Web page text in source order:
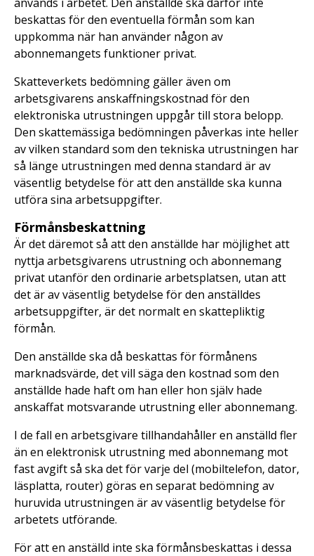
beskattas för den eventuella förmån som kan
uppkomma när han använder någon av
abonnemangets funktioner privat.
Skatteverkets bedömning gäller även om
arbetsgivarens anskaffningskostnad för den
elektroniska utrustningen uppgår till stora belopp.
Den skattemässiga bedömningen påverkas inte heller
av vilken standard som den tekniska utrustningen har
så länge utrustningen med denna standard är av
väsentlig betydelse för att den anställde ska kunna
utföra sina arbetsuppgifter.
Förmånsbeskattning
Är det däremot så att den anställde har möjlighet att
nyttja arbetsgivarens utrustning och abonnemang
privat utanför den ordinarie arbetsplatsen, utan att
det är av väsentlig betydelse för den anställdes
arbetsuppgifter, är det normalt en skattepliktig
förmån.
Den anställde ska då beskattas för förmånens
marknadsvärde, det vill säga den kostnad som den
anställde hade haft om han eller hon själv hade
anskaffat motsvarande utrustning eller abonnemang.
I de fall en arbetsgivare tillhandahåller en anställd fler
än en elektronisk utrustning med abonnemang mot
fast avgift så ska det för varje del (mobiltelefon, dator,
läsplatta, router) göras en separat bedömning av
huruvida utrustningen är av väsentlig betydelse för
arbetets utförande.
För att en anställd inte ska förmånsbeskattas i dessa